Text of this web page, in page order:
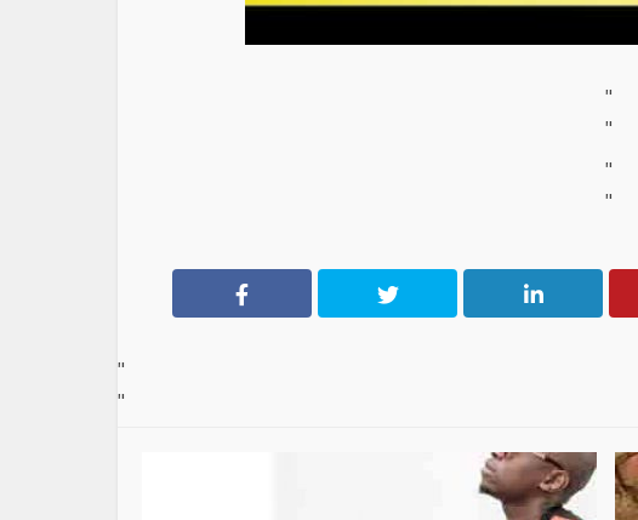
"
"
"
"
"
"